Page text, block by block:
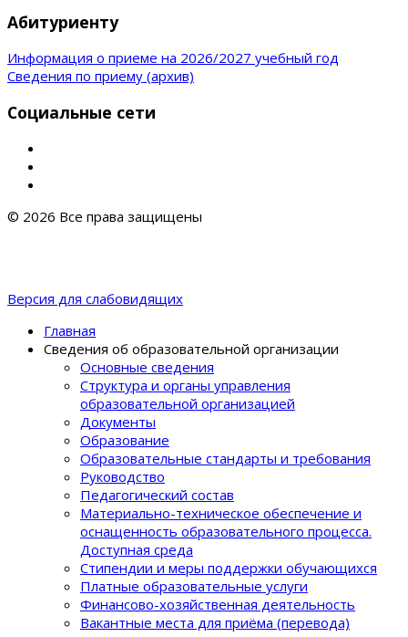
Абитуриенту
Информация о приеме на 2026/2027 учебный год
Сведения по приему (архив)
Социальные сети
© 2026 Все права защищены
Версия для слабовидящих
Главная
Сведения об образовательной организации
Основные сведения
Структура и органы управления
образовательной организацией
Документы
Образование
Образовательные стандарты и требования
Руководство
Педагогический состав
Материально-техническое обеспечение и
оснащенность образовательного процеcса.
Доступная среда
Стипендии и меры поддержки обучающихся
Платные образовательные услуги
Финансово-хозяйственная деятельность
Вакантные места для приёма (перевода)